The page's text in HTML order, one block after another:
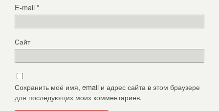
E-mail*
Сайт
Сохранить моё имя, email и адрес сайта в этом браузере
для последующих моих комментариев.